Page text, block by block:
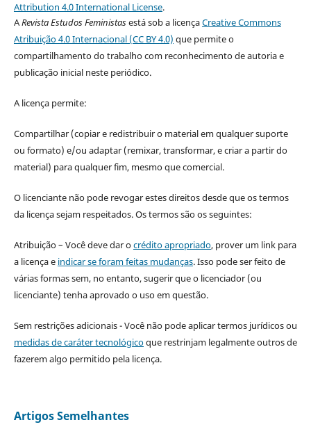
Attribution 4.0 International License.
ARevista Estudos Feministasestá sob a licençaCreative Commons
Atribuição 4.0 Internacional (CC BY 4.0) que permite o
compartilhamento do trabalho com reconhecimento de autoria e
publicação inicial neste periódico.
A licença permite:
Compartilhar (copiar e redistribuir o material em qualquer suporte
ou formato) e/ou adaptar (remixar, transformar, e criar a partir do
material) para qualquer fim, mesmo que comercial.
O licenciante não pode revogar estes direitos desde que os termos
da licença sejam respeitados. Os termos são os seguintes:
Atribuição – Você deve dar ocrédito apropriado, prover um link para
a licença e indicar se foram feitas mudanças. Isso pode ser feito de
várias formas sem, no entanto, sugerir que o licenciador (ou
licenciante) tenha aprovado o uso em questão.
Sem restrições adicionais - Você não pode aplicar termos jurídicos ou
medidas de caráter tecnológicoque restrinjam legalmente outros de
fazerem algo permitido pela licença.
Artigos Semelhantes